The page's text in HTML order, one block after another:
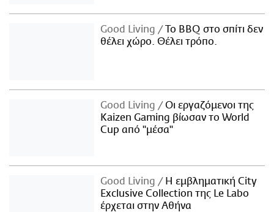
Good Living
Το BBQ στο σπίτι δεν
θέλει χώρο. Θέλει τρόπο.
Good Living
Οι εργαζόμενοι της
Kaizen Gaming βίωσαν το World
Cup από "μέσα"
Good Living
Η εμβληματική City
Exclusive Collection της Le Labo
έρχεται στην Αθήνα